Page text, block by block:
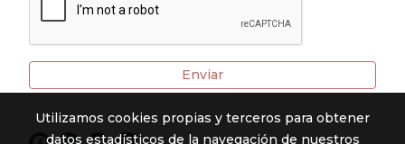
Enviar
Utilizamos cookies propias y terceros para obtener
datos estadísticos de la navegación de nuestros